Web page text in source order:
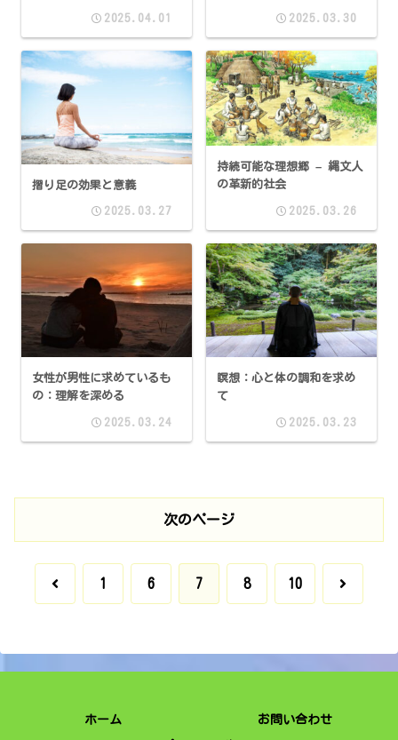
2025.04.01 2025.03.30
摺り足の効果と意義
2025.03.27
持続可能な理想郷 – 縄文人
の革新的社会
2025.03.26
女性が男性に求めているも
の：理解を深める
2025.03.24
瞑想：心と体の調和を求め
て
2025.03.23
次のページ
前 1 6 7 8 10 次
ホーム お問い合わせ